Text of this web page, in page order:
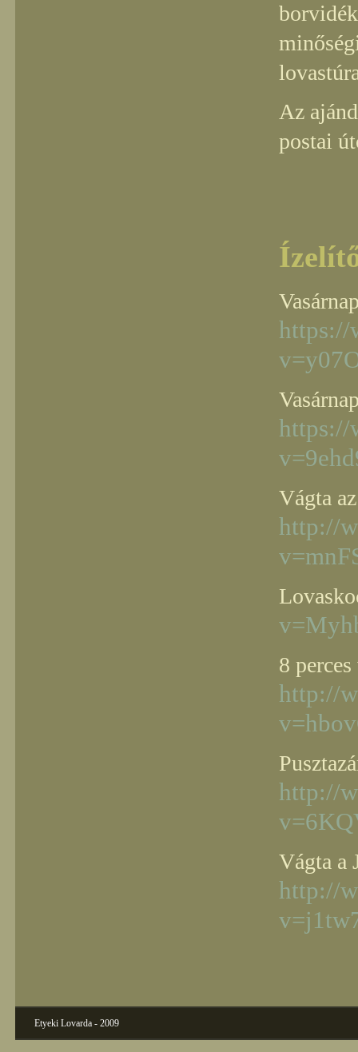
Az
postai
https://
https://
Vágta
http://
8
http://
http://
Vágta a
http://
Etyeki Lovarda - 2009